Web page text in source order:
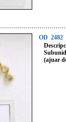
OD 2482
(ajuar